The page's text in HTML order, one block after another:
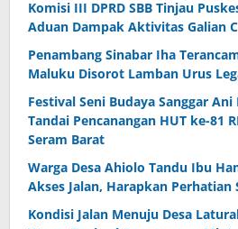
Komisi III DPRD SBB Tinjau
Aduan Dampak Aktivitas Galian C
Penambang Sinabar Iha
Maluku Disorot Lamban Urus
Festival Seni Budaya Sanggar
Tandai Pencanangan HUT ke-81
Seram Barat
Warga Desa Ahiolo Tandu Ibu
Akses Jalan, Harapkan
Kondisi Jalan Menuju Desa